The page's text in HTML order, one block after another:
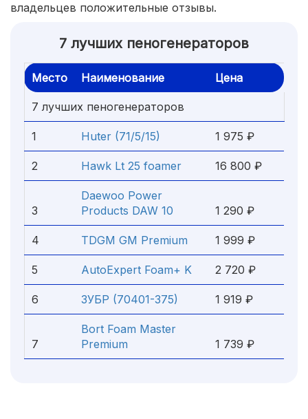
владельцев положительные отзывы.
7 лучших пеногенераторов
Место Наименование Цена
7 лучших пеногенераторов
1 Huter (71/5/15) 1 975 ₽
2 Hawk Lt 25 foamer 16 800 ₽
3
Daewoo Power
Products DAW 10
1 290 ₽
4 TDGM GM Premium 1 999 ₽
5 AutoExpert Foam+ K 2 720 ₽
6 ЗУБР (70401-375) 1 919 ₽
7
Bort Foam Master
Premium
1 739 ₽